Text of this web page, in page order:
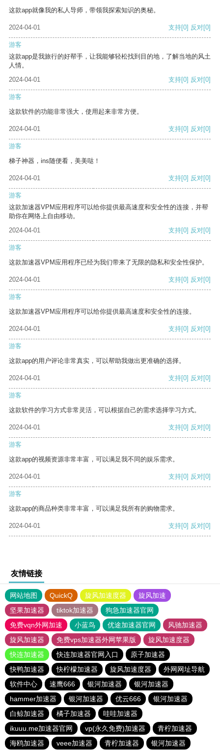
这款app就像我的私人导师，带领我探索知识的奥秘。
2024-04-01 支持[0] 反对[0]
游客
这款app是我旅行的好帮手，让我能够轻松找到目的地，了解当地的风土
人情。
2024-04-01
支持[0] 反对[0]
游客
这款软件的功能非常强大，使用起来非常方便。
2024-04-01 支持[0] 反对[0]
游客
梯子神器，ins随便看，美美哒！
2024-04-01 支持[0] 反对[0]
游客
这款加速器VPM应用程序可以给你提供最高速度和安全性的连接，并帮
助你在网络上自由移动。
2024-04-01
支持[0] 反对[0]
游客
这款加速器VPM应用程序已经为我们带来了无限的隐私和安全性保护。
2024-04-01 支持[0] 反对[0]
游客
这款加速器VPM应用程序可以给你提供最高速度和安全性的连接。
2024-04-01 支持[0] 反对[0]
游客
这款app的用户评论非常真实，可以帮助我做出更准确的选择。
2024-04-01 支持[0] 反对[0]
游客
这款软件的学习方式非常灵活，可以根据自己的需求选择学习方式。
2024-04-01 支持[0] 反对[0]
游客
这款app的视频资源非常丰富，可以满足我不同的娱乐需求。
2024-04-01 支持[0] 反对[0]
游客
这款app的商品种类非常丰富，可以满足我所有的购物需求。
2024-04-01 支持[0] 反对[0]
友情链接
网站地图 QuickQ 旋风加速度器
旋风加速
坚果加速器
tiktok加速器
狗急加速器官网
免费vqn外网加速
小蓝鸟 优途加速器官网
风驰加速器
旋风加速器
免费vps加速器外网苹果版
旋风加速度器
快连加速器
快连加速器官网入口
原子加速器
快鸭加速器
快柠檬加速器 旋风加速度器
外网网址导航
软件中心
速鹰666 银河加速器
银河加速器
hammer加速器
银河加速器 优云666
银河加速器
白鲸加速器
橘子加速器
哇哇加速器
ikuuu.me加速器官网
vp(永久免费)加速器
青柠加速器
海鸥加速器
veee加速器 青柠加速器 银河加速器